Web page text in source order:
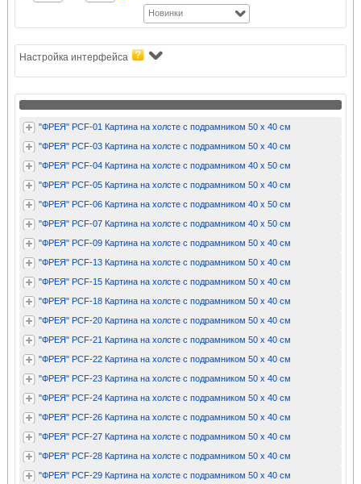
Новинки
Настройка интерфейса
"ФРЕЯ" PCF-01 Картина на холсте с подрамником 50 х 40 см
"ФРЕЯ" PCF-03 Картина на холсте с подрамником 50 х 40 см
"ФРЕЯ" PCF-04 Картина на холсте с подрамником 40 х 50 см
"ФРЕЯ" PCF-05 Картина на холсте с подрамником 50 х 40 см
"ФРЕЯ" PCF-06 Картина на холсте с подрамником 40 х 50 см
"ФРЕЯ" PCF-07 Картина на холсте с подрамником 40 х 50 см
"ФРЕЯ" PCF-09 Картина на холсте с подрамником 50 х 40 см
"ФРЕЯ" PCF-13 Картина на холсте с подрамником 50 х 40 см
"ФРЕЯ" PCF-15 Картина на холсте с подрамником 50 х 40 см
"ФРЕЯ" PCF-18 Картина на холсте с подрамником 50 х 40 см
"ФРЕЯ" PCF-20 Картина на холсте с подрамником 50 х 40 см
"ФРЕЯ" PCF-21 Картина на холсте с подрамником 50 х 40 см
"ФРЕЯ" PCF-22 Картина на холсте с подрамником 50 х 40 см
"ФРЕЯ" PCF-23 Картина на холсте с подрамником 50 х 40 см
"ФРЕЯ" PCF-24 Картина на холсте с подрамником 50 х 40 см
"ФРЕЯ" PCF-26 Картина на холсте с подрамником 50 х 40 см
"ФРЕЯ" PCF-27 Картина на холсте с подрамником 50 х 40 см
"ФРЕЯ" PCF-28 Картина на холсте с подрамником 50 х 40 см
"ФРЕЯ" PCF-29 Картина на холсте с подрамником 50 х 40 см